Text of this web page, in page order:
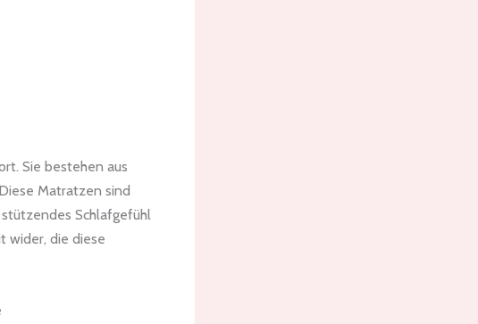
Sie bestehen aus
Matratzen sind
Schlafgefühl
wider, die diese